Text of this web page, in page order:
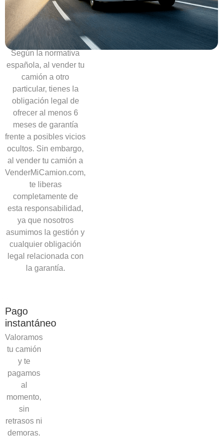
necesidad
de
ofrecer
garantías
Según la normativa
española, al vender tu
camión a otro
particular, tienes la
obligación legal de
ofrecer al menos 6
meses de garantía
frente a posibles vicios
ocultos. Sin embargo,
al vender tu camión a
VenderMiCamion.com,
te liberas
completamente de
esta responsabilidad,
ya que nosotros
asumimos la gestión y
cualquier obligación
legal relacionada con
la garantía.
Pago
instantáneo
Valoramos
tu camión
y te
pagamos
al
momento,
sin
retrasos ni
demoras.